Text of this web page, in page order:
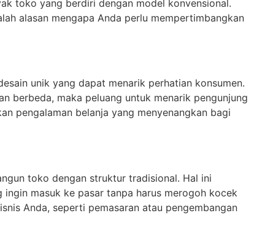
toko yang berdiri dengan model konvensional.
alasan mengapa Anda perlu mempertimbangkan
unik yang dapat menarik perhatian konsumen.
berbeda, maka peluang untuk menarik pengunjung
pengalaman belanja yang menyenangkan bagi
toko dengan struktur tradisional. Hal ini
masuk ke pasar tanpa harus merogoh kocek
Anda, seperti pemasaran atau pengembangan